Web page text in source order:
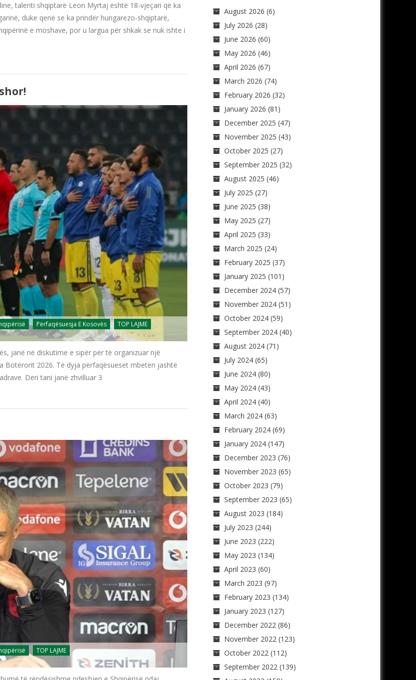
talenti shqiptarë Leon Myrtaj është 18-vjeçari që ka
duke qenë se ka prindër hungarezo-shqiptarë,
e moshave, por u largua për shkak se nuk ishte i
Përfaqësuesja E Kosovës TOP LAJME
janë në diskutime e sipër për të organizuar një
Botërorit 2026. Të dyja përfaqësueset mbetën jashtë
Deri tani janë zhvilluar 3
TOP LAJME
August 2026 (6)
July 2026 (28)
June 2026 (60)
May 2026 (46)
April 2026 (67)
March 2026 (74)
February 2026 (32)
January 2026 (81)
December 2025 (47)
November 2025 (43)
October 2025 (27)
September 2025 (32)
August 2025 (46)
July 2025 (27)
June 2025 (38)
May 2025 (27)
April 2025 (33)
March 2025 (24)
February 2025 (37)
January 2025 (101)
December 2024(57)
November 2024(51)
October 2024(59)
September 2024(40)
August 2024(71)
July 2024(65)
June 2024(80)
May 2024(43)
April 2024(40)
March 2024(63)
February 2024(69)
January 2024(147)
December 2023 (76)
November 2023 (65)
October 2023 (79)
September 2023 (65)
August 2023 (184)
July 2023 (244)
June 2023 (222)
May 2023 (134)
April 2023 (60)
March 2023 (97)
February 2023 (134)
January 2023 (127)
December 2022(86)
November 2022(123)
October 2022(112)
September 2022(139)